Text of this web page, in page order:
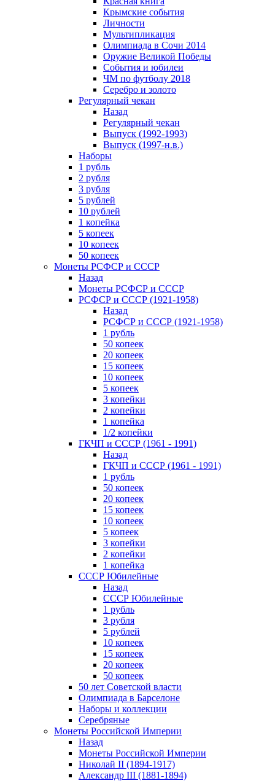
Крымские события
Личности
Мультипликация
Олимпиада в Сочи 2014
Оружие Великой Победы
События и юбилеи
ЧМ по футболу 2018
Серебро и золото
Регулярный чекан
Назад
Регулярный чекан
Выпуск (1992-1993)
Выпуск (1997-н.в.)
Наборы
1 рубль
2 рубля
3 рубля
5 рублей
10 рублей
1 копейка
5 копеек
10 копеек
50 копеек
Монеты РСФСР и СССР
Назад
Монеты РСФСР и СССР
РСФСР и СССР (1921-1958)
Назад
РСФСР и СССР (1921-1958)
1 рубль
50 копеек
20 копеек
15 копеек
10 копеек
5 копеек
3 копейки
2 копейки
1 копейка
1/2 копейки
ГКЧП и СССР (1961 - 1991)
Назад
ГКЧП и СССР (1961 - 1991)
1 рубль
50 копеек
20 копеек
15 копеек
10 копеек
5 копеек
3 копейки
2 копейки
1 копейка
СССР Юбилейные
Назад
СССР Юбилейные
1 рубль
3 рубля
5 рублей
10 копеек
15 копеек
20 копеек
50 копеек
50 лет Советской власти
Олимпиада в Барселоне
Наборы и коллекции
Серебряные
Монеты Российской Империи
Назад
Монеты Российской Империи
Николай II (1894-1917)
Александр III (1881-1894)